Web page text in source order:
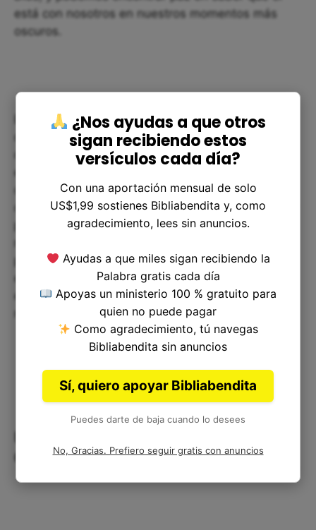
está con nosotros en nuestros momentos más
oscuros.
En resumen, Job 6:3 es un recordatorio poderoso
de que a menudo enfrentamos momentos de
dolor y sufrimiento en la vida, pero que podemos
encontrar consuelo y fuerza en la fe y en nuestras
comunidades de fe. Además también nos enseña
que es importante expresar nuestras emociones y
pensamientos, pero también a tener cuidado con
problemas pueden ser abrumadores, podemos
encontrar esperanza en la creencia de que no
estamos solos y de que Dios siempre está con
Un Refugio en el Dolor: Reflexión
Corta sobre Job 6:3
¿Nos ayudas a que otros
sigan recibiendo estos
versículos cada día?
Con una aportación mensual de solo
US$1,99 sostienes Bibliabendita y, como
agradecimiento, lees sin anuncios.
Ayudas a que miles sigan recibiendo la
Palabra gratis cada día
Apoyas un ministerio 100 % gratuito para
quien no puede pagar
Como agradecimiento, tú navegas
Bibliabendita sin anuncios
Sí, quiero apoyar Bibliabendita
Puedes darte de baja cuando lo desees
No, Gracias. Prefiero seguir gratis con anuncios